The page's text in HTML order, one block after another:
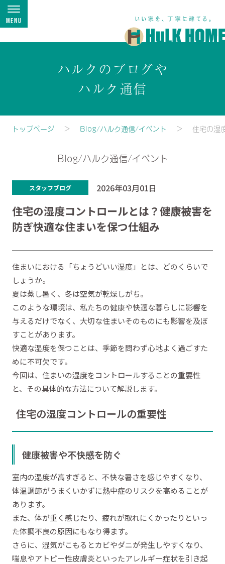
Menu
ハルクのブログや
ハルク通信
トップページ Blog/ハルク通信/イベント 住宅の湿
Blog/ハルク通信/イベント
スタッフブログ 2026年03月01日
住宅の湿度コントロールとは？健康被害を
防ぎ快適な住まいを保つ仕組み
住まいにおける「ちょうどいい湿度」とは、どのくらいで
しょうか。
夏は蒸し暑く、冬は空気が乾燥しがち。
このような環境は、私たちの健康や快適な暮らしに影響を
与えるだけでなく、大切な住まいそのものにも影響を及ぼ
すことがあります。
快適な湿度を保つことは、季節を問わず心地よく過ごすた
めに不可欠です。
今回は、住まいの湿度をコントロールすることの重要性
と、その具体的な方法について解説します。
住宅の湿度コントロールの重要性
健康被害や不快感を防ぐ
室内の湿度が高すぎると、不快な暑さを感じやすくなり、
体温調節がうまくいかずに熱中症のリスクを高めることが
あります。
また、体が重く感じたり、疲れが取れにくかったりといっ
た体調不良の原因にもなり得ます。
さらに、湿気がこもるとカビやダニが発生しやすくなり、
喘息やアトピー性皮膚炎といったアレルギー症状を引き起